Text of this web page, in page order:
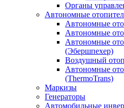
Органы
Автономные
Автономные
Автономные
Автономные
(Эбершпехер)
Воздушный
Автономные
(ThermoTrans)
Маркизы
Генераторы
Автомобильные